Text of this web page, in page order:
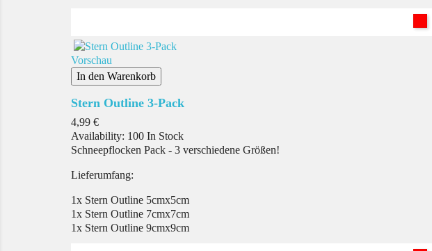
Vorschau
In den Warenkorb
Stern Outline 3-Pack
Preis
4,99 €
Availability: 100 In Stock
Schneepflocken Pack - 3 verschiedene Größen!
Lieferumfang:
1x Stern Outline 5cmx5cm
1x Stern Outline 7cmx7cm
1x Stern Outline 9cmx9cm